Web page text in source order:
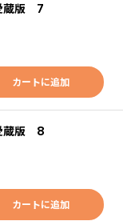
蔵版 7
カートに追加
蔵版 8
カートに追加